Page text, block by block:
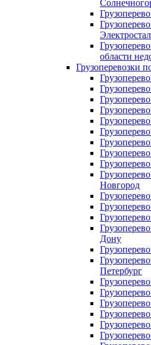
области
Грузоперевозки
Новгород
Дону
Петербург